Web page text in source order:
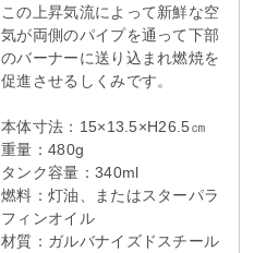
この上昇気流によって新鮮な空
気が両側のパイプを通って下部
のバーナーに送り込まれ燃焼を
促進させるしくみです。
本体寸法：15×13.5×H26.5㎝
重量：480g
タンク容量：340ml
燃料：灯油、またはスターパラ
フィンオイル
材質：ガルバナイズドスチール